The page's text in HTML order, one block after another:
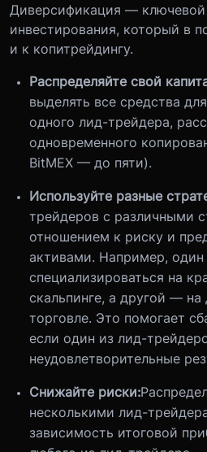
Диверсификация — ключевой
инвестирования, который в
и к копитрейдингу.
Распределяйте свой
выделять все средства
одного лид-трейдера,
одновременного
BitMEX — до пяти).
Используйте разные
трейдеров с различными
отношением к риску и
активами. Например,
специализироваться на
скальпинге, а другой — на
торговле. Это помогает
если один из лид-
неудовлетворительные
Снижайте риски:
несколькими лид-
зависимость итоговой